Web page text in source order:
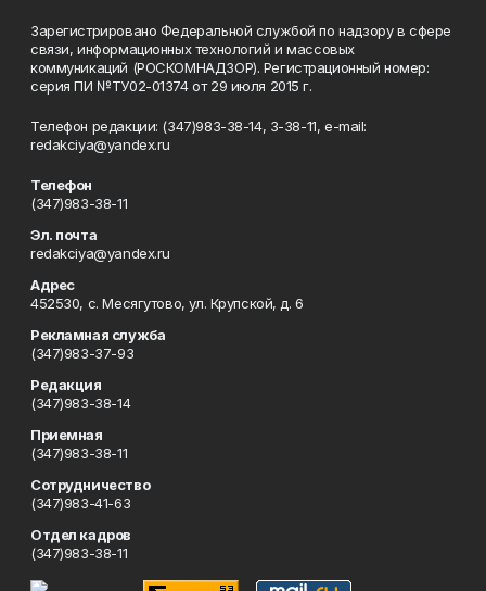
Зарегистрировано Федеральной службой по надзору в сфере
связи, информационных технологий и массовых
коммуникаций (РОСКОМНАДЗОР). Регистрационный номер:
серия ПИ №ТУ02-01374 от 29 июля 2015 г.
Телефон редакции: (347)983-38-14, 3-38-11, e-mail:
redakciya@yandex.ru
Телефон
(347)983-38-11
Эл. почта
redakciya@yandex.ru
Адрес
452530, с. Месягутово, ул. Крупской, д. 6
Рекламная служба
(347)983-37-93
Редакция
(347)983-38-14
Приемная
(347)983-38-11
Сотрудничество
(347)983-41-63
Отдел кадров
(347)983-38-11